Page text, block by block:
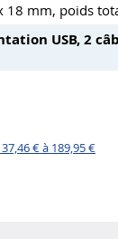
18 mm, poids
USB, 2
€ à 189,95 €